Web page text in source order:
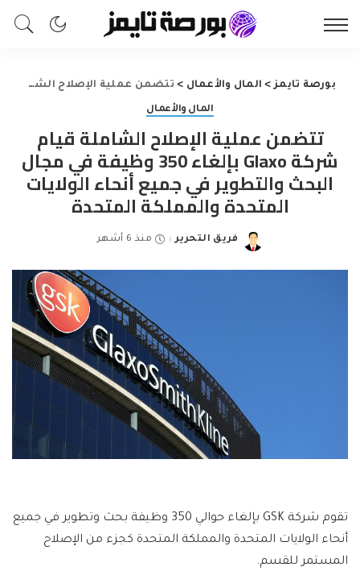
بورصة تايمز> المال والأعمال > تتضمن عملية الإصلاح الشاملة قيام شركة Glaxo بإلغاء 350 وظيفة في مجال البحث والتطوير في جميع أنحاء الولايات المتحدة والمملكة المتحدة
المال والأعمال
تتضمن عملية الإصلاح الشاملة قيام
شركة Glaxo بإلغاء 350 وظيفة في مجال
البحث والتطوير في جميع أنحاء الولايات
المتحدة والمملكة المتحدة
Posted
فريق التحرير منذ 6 أشهر
تقوم شركة GSK بإلغاء حوالي 350 وظيفة بحث وتطوير في جميع
أنحاء الولايات المتحدة والمملكة المتحدة كجزء من الإصلاح
المستمر للقسم.